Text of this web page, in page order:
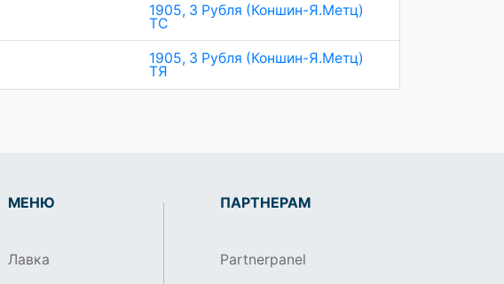
1905, 3 Рубля (Коншин-Я.Метц)
ТС
1905, 3 Рубля (Коншин-Я.Метц)
ТЯ
МЕНЮ
Лавка
ПАРТНЕРАМ
Partnerpanel